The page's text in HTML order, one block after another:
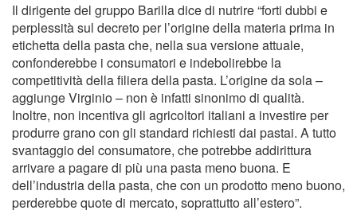
Il dirigente del gruppo Barilla dice di nutrire “forti dubbi e
perplessità sul decreto per l’origine della materia prima in
etichetta della pasta che, nella sua versione attuale,
confonderebbe i consumatori e indebolirebbe la
competitività della filiera della pasta. L’origine da sola –
aggiunge Virginio – non è infatti sinonimo di qualità.
Inoltre, non incentiva gli agricoltori italiani a investire per
produrre grano con gli standard richiesti dai pastai. A tutto
svantaggio del consumatore, che potrebbe addirittura
arrivare a pagare di più una pasta meno buona. E
dell’industria della pasta, che con un prodotto meno buono,
perderebbe quote di mercato, soprattutto all’estero”.